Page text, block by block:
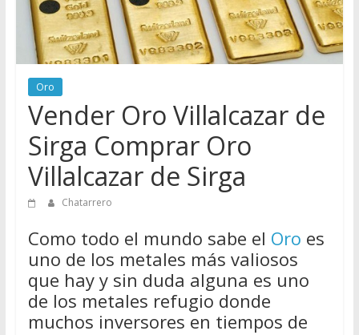
de
Chatarreros
para
vender
Chatarra
Oro
Vender Oro Villalcazar de
Sirga Comprar Oro
Villalcazar de Sirga
Chatarrero
Como todo el mundo sabe el Oro es
uno de los metales más valiosos
que hay y sin duda alguna es uno
de los metales refugio donde
muchos inversores en tiempos de